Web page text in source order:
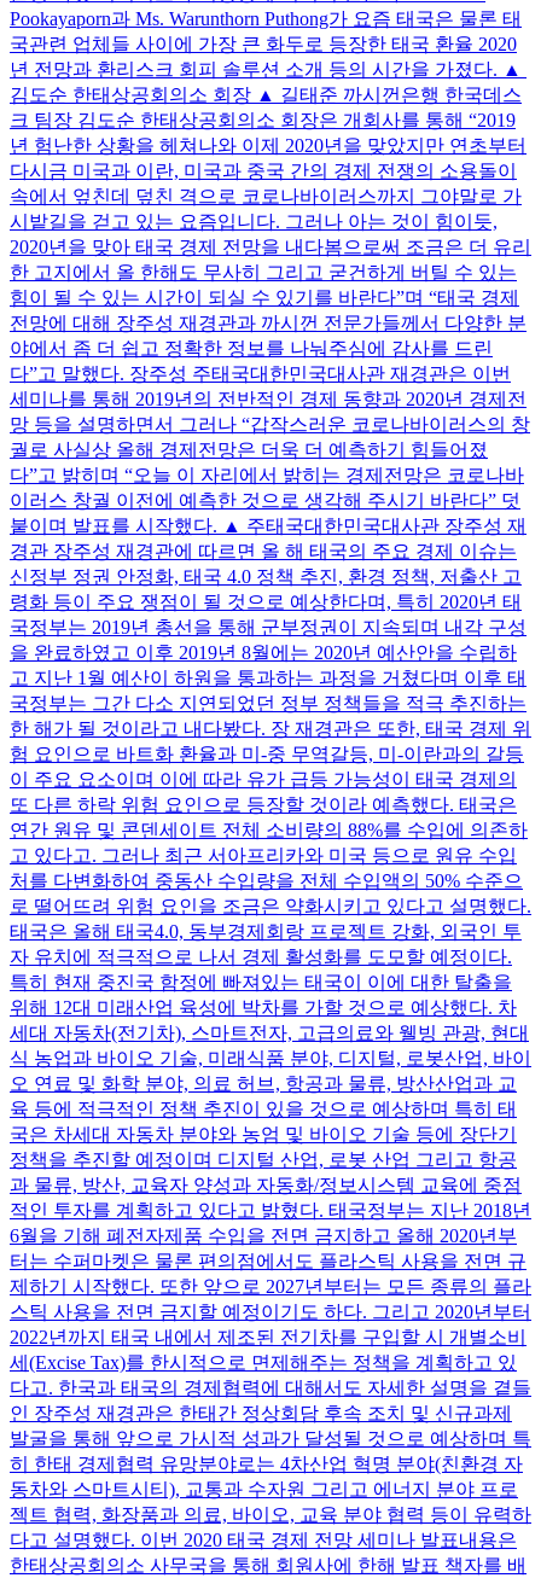
Pookayaporn과 Ms. Warunthorn Puthong가 요즘 태국은 물론 태
국관련 업체들 사이에 가장 큰 화두로 등장한 태국 환율 2020
년 전망과 환리스크 회피 솔루션 소개 등의 시간을 가졌다. ▲ 
김도순 한태상공회의소 회장 ▲ 길태준 까시껀은행 한국데스
크 팀장 김도순 한태상공회의소 회장은 개회사를 통해 “2019
년 험난한 상황을 헤쳐나와 이제 2020년을 맞았지만 연초부터
다시금 미국과 이란, 미국과 중국 간의 경제 전쟁의 소용돌이
속에서 엎친데 덮친 격으로 코로나바이러스까지 그야말로 가
시밭길을 걷고 있는 요즘입니다. 그러나 아는 것이 힘이듯,
2020년을 맞아 태국 경제 전망을 내다봄으로써 조금은 더 유리
한 고지에서 올 한해도 무사히 그리고 굳건하게 버틸 수 있는
힘이 될 수 있는 시간이 되실 수 있기를 바란다”며 “태국 경제
전망에 대해 장주성 재경관과 까시껀 전문가들께서 다양한 분
야에서 좀 더 쉽고 정확한 정보를 나눠주심에 감사를 드린
다”고 말했다. 장주성 주태국대한민국대사관 재경관은 이번
세미나를 통해 2019년의 전반적인 경제 동향과 2020년 경제전
망 등을 설명하면서 그러나 “갑작스러운 코로나바이러스의 창
궐로 사실상 올해 경제전망은 더욱 더 예측하기 힘들어졌
다”고 밝히며 “오늘 이 자리에서 밝히는 경제전망은 코로나바
이러스 창궐 이전에 예측한 것으로 생각해 주시기 바란다” 덧
붙이며 발표를 시작했다. ▲ 주태국대한민국대사관 장주성 재
경관 장주성 재경관에 따르면 올 해 태국의 주요 경제 이슈는
신정부 정권 안정화, 태국 4.0 정책 추진, 환경 정책, 저출산 고
령화 등이 주요 쟁점이 될 것으로 예상한다며, 특히 2020년 태
국정부는 2019년 총선을 통해 군부정권이 지속되며 내각 구성
을 완료하였고 이후 2019년 8월에는 2020년 예산안을 수립하
고 지난 1월 예산이 하원을 통과하는 과정을 거쳤다며 이후 태
국정부는 그간 다소 지연되었던 정부 정책들을 적극 추진하는
한 해가 될 것이라고 내다봤다. 장 재경관은 또한, 태국 경제 위
험 요인으로 바트화 환율과 미-중 무역갈등, 미-이란과의 갈등
이 주요 요소이며 이에 따라 유가 급등 가능성이 태국 경제의
또 다른 하락 위험 요인으로 등장할 것이라 예측했다. 태국은
연간 원유 및 콘덴세이트 전체 소비량의 88%를 수입에 의존하
고 있다고. 그러나 최근 서아프리카와 미국 등으로 원유 수입
처를 다변화하여 중동산 수입량을 전체 수입액의 50% 수준으
로 떨어뜨려 위험 요인을 조금은 약화시키고 있다고 설명했다.
태국은 올해 태국4.0, 동부경제회랑 프로젝트 강화, 외국인 투
자 유치에 적극적으로 나서 경제 활성화를 도모할 예정이다.
특히 현재 중진국 함정에 빠져있는 태국이 이에 대한 탈출을
위해 12대 미래산업 육성에 박차를 가할 것으로 예상했다. 차
세대 자동차(전기차), 스마트전자, 고급의료와 웰빙 관광, 현대
식 농업과 바이오 기술, 미래식품 분야, 디지털, 로봇산업, 바이
오 연료 및 화학 분야, 의료 허브, 항공과 물류, 방산산업과 교
육 등에 적극적인 정책 추진이 있을 것으로 예상하며 특히 태
국은 차세대 자동차 분야와 농엄 및 바이오 기술 등에 장단기
정책을 추진할 예정이며 디지털 산업, 로봇 산업 그리고 항공
과 물류, 방산, 교육자 양성과 자동화/정보시스템 교육에 중점
적인 투자를 계획하고 있다고 밝혔다. 태국정부는 지난 2018년
6월을 기해 폐전자제품 수입을 전면 금지하고 올해 2020년부
터는 수퍼마켓은 물론 편의점에서도 플라스틱 사용을 전면 규
제하기 시작했다. 또한 앞으로 2027년부터는 모든 종류의 플라
스틱 사용을 전면 금지할 예정이기도 하다. 그리고 2020년부터
2022년까지 태국 내에서 제조된 전기차를 구입할 시 개별소비
세(Excise Tax)를 한시적으로 면제해주는 정책을 계획하고 있
다고. 한국과 태국의 경제협력에 대해서도 자세한 설명을 곁들
인 장주성 재경관은 한태간 정상회담 후속 조치 및 신규과제
발굴을 통해 앞으로 가시적 성과가 달성될 것으로 예상하며 특
히 한태 경제협력 유망분야로는 4차산업 혁명 분야(친환경 자
동차와 스마트시티), 교통과 수자원 그리고 에너지 분야 프로
젝트 협력, 화장품과 의료, 바이오, 교육 분야 협력 등이 유력하
다고 설명했다. 이번 2020 태국 경제 전망 세미나 발표내용은
한태상공회의소 사무국을 통해 회원사에 한해 발표 책자를 배